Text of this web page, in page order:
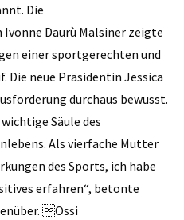
Die
Daurù Malsiner zeigte
einer sportgerechten und
Die neue Präsidentin Jessica
durchaus bewusst.
Säule des
Als vierfache Mutter
des Sports, ich habe
erfahren“, betonte
Ossi